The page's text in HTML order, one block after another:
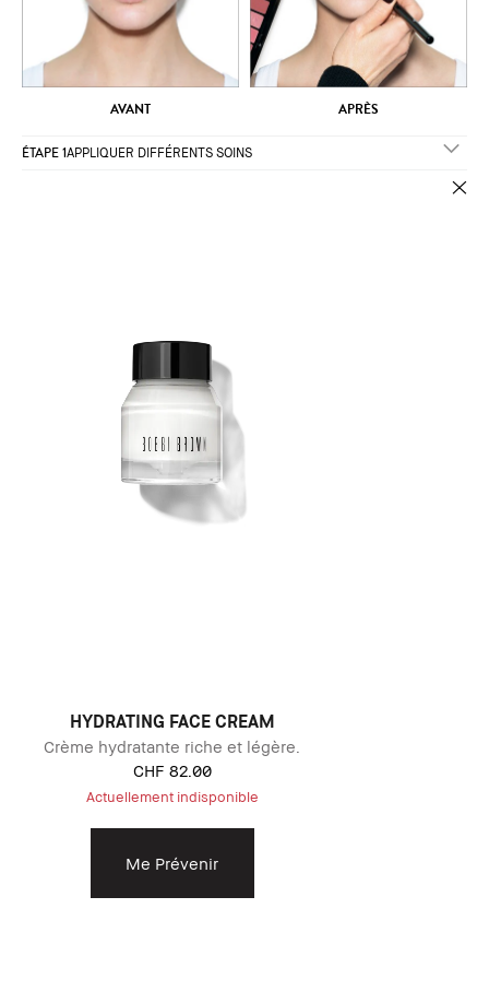
AVANT APRÈS
ÉTAPE 1APPLIQUER DIFFÉRENTS SOINS
HYDRATING FACE CREAM
Crème hydratante riche et légère.
CHF 82.00
Actuellement indisponible
Me Prévenir